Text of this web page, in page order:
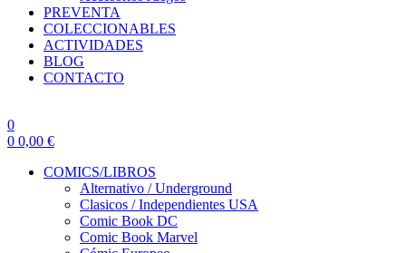
PREVENTA
COLECCIONABLES
ACTIVIDADES
BLOG
CONTACTO
0
0 0,00 €
COMICS/LIBROS
Alternativo / Underground
Clasicos / Independientes USA
Comic Book DC
Comic Book Marvel